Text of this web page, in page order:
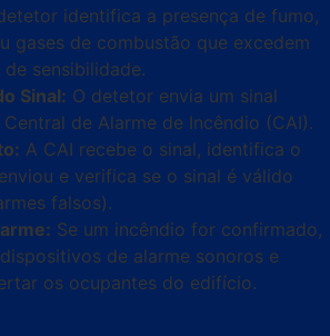
identifica a presença de fumo,
gases de combustão que excedem
sensibilidade.
Sinal: O detetor envia um sinal
de Alarme de Incêndio (CAI).
A CAI recebe o sinal, identifica o
e verifica se o sinal é válido
falsos).
Se um incêndio for confirmado,
de alarme sonoros e
os ocupantes do edifício.